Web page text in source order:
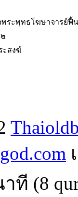
พระพุทธโฆษาจารย์ฟื้
ะสงฆ์
ที (8